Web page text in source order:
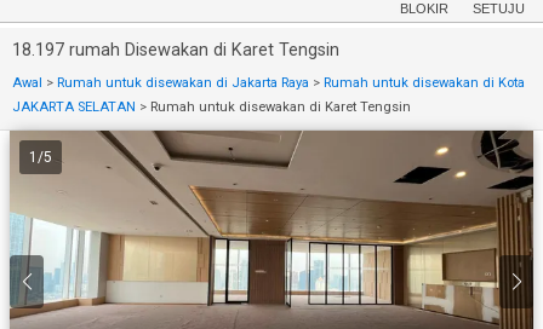
BLOKIR SETUJU
18.197 rumah Disewakan di Karet Tengsin
Awal > Rumah untuk disewakan di Jakarta Raya > Rumah untuk disewakan di Kota
JAKARTA SELATAN > Rumah untuk disewakan di Karet Tengsin
1 /5